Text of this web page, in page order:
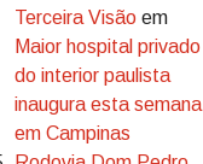
Terceira Visão em
Maior hospital privado
do interior paulista
inaugura esta semana
em Campinas